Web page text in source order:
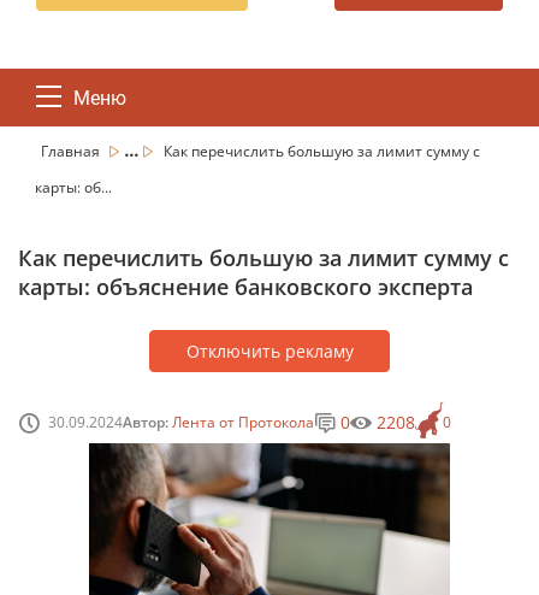
Меню
Главная ...
Как перечислить большую за лимит сумму с
карты: об...
Как перечислить большую за лимит сумму с
карты: объяснение банковского эксперта
Отключить рекламу
30.09.2024Автор:Лента от Протокола 0
0 2208